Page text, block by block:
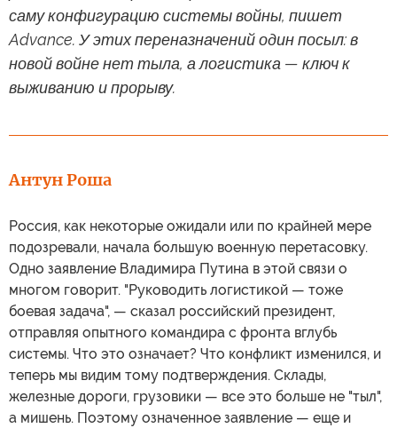
саму конфигурацию системы войны, пишет
Advance. У этих переназначений один посыл: в
новой войне нет тыла, а логистика — ключ к
выживанию и прорыву.
Антун Роша
Россия, как некоторые ожидали или по крайней мере
подозревали, начала большую военную перетасовку.
Одно заявление Владимира Путина в этой связи о
многом говорит. "Руководить логистикой — тоже
боевая задача", — сказал российский президент,
отправляя опытного командира с фронта вглубь
системы. Что это означает? Что конфликт изменился, и
теперь мы видим тому подтверждения. Склады,
железные дороги, грузовики — все это больше не "тыл",
а мишень. Поэтому означенное заявление — еще и